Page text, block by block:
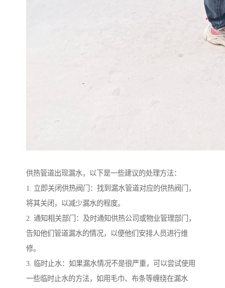
供热管道出现漏水，以下是一些建议的处理方法：
1. 立即关闭供热阀门：找到漏水管道对应的供热阀门，
将其关闭，以减少漏水的程度。
2. 通知相关部门：及时通知供热公司或物业管理部门，
告知他们管道漏水的情况，以便他们安排人员进行维
修。
3. 临时止水：如果漏水情况不是很严重，可以尝试使用
一些临时止水的方法，如用毛巾、布条等缠绕在漏水